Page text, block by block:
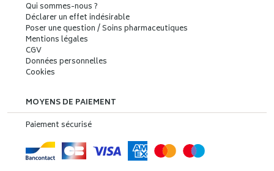
Qui sommes-nous ?
Déclarer un effet indésirable
Poser une question / Soins pharmaceutiques
Mentions légales
CGV
Données personnelles
Cookies
MOYENS DE PAIEMENT
Paiement sécurisé